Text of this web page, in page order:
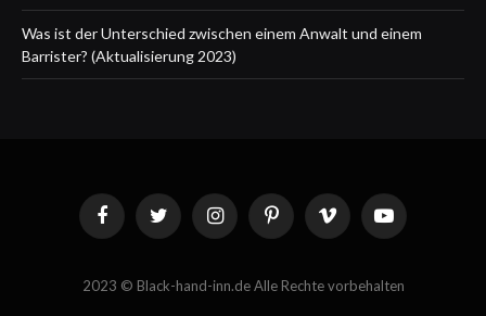
Was ist der Unterschied zwischen einem Anwalt und einem
Barrister? (Aktualisierung 2023)
FacebookTwitter InstagramPinterestVimeo YouTube
2023 © Black-hand-inn.de Alle Rechte vorbehalten